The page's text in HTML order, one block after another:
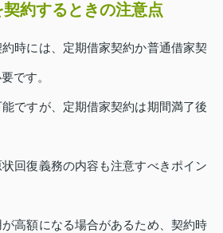
約するときの注意点
時には、定期借家契約か普通借家契
です。
ですが、定期借家契約は期間満了後
回復義務の内容も注意すべきポイン
高額になる場合があるため、契約時